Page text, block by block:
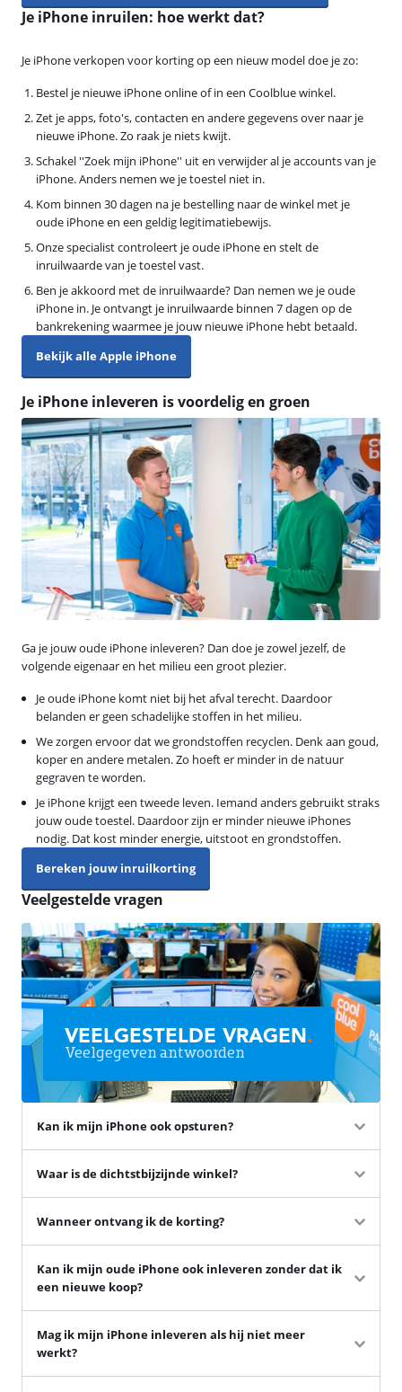
Je iPhone inruilen: hoe werkt dat?
Je iPhone verkopen voor korting op een nieuw model doe je zo:
Bestel je nieuwe iPhone online of in een Coolblue winkel.
Zet je apps, foto's, contacten en andere gegevens over naar je
nieuwe iPhone. Zo raak je niets kwijt.
Schakel ''Zoek mijn iPhone'' uit en verwijder al je accounts van je
iPhone. Anders nemen we je toestel niet in.
Kom binnen 30 dagen na je bestelling naar de winkel met je
oude iPhone en een geldig legitimatiebewijs.
Onze specialist controleert je oude iPhone en stelt de
inruilwaarde van je toestel vast.
Ben je akkoord met de inruilwaarde? Dan nemen we je oude
iPhone in. Je ontvangt je inruilwaarde binnen 7 dagen op de
bankrekening waarmee je jouw nieuwe iPhone hebt betaald.
Bekijk alle Apple iPhone
Je iPhone inleveren is voordelig en groen
Ga je jouw oude iPhone inleveren? Dan doe je zowel jezelf, de
volgende eigenaar en het milieu een groot plezier.
Je oude iPhone komt niet bij het afval terecht. Daardoor
belanden er geen schadelijke stoffen in het milieu.
We zorgen ervoor dat we grondstoffen recyclen. Denk aan goud,
koper en andere metalen. Zo hoeft er minder in de natuur
gegraven te worden.
Je iPhone krijgt een tweede leven. Iemand anders gebruikt straks
jouw oude toestel. Daardoor zijn er minder nieuwe iPhones
nodig. Dat kost minder energie, uitstoot en grondstoffen.
Bereken jouw inruilkorting
Veelgestelde vragen
Kan ik mijn iPhone ook opsturen?
Waar is de dichtstbijzijnde winkel?
Wanneer ontvang ik de korting?
Kan ik mijn oude iPhone ook inleveren zonder dat ik
een nieuwe koop?
Mag ik mijn iPhone inleveren als hij niet meer
werkt?
VEELGESTELDE VRAGEN.
Veelgegeven antwoorden